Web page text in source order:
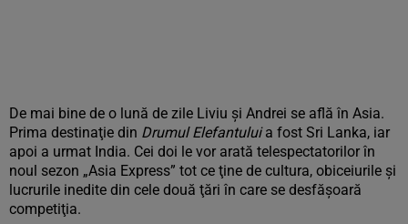
De mai bine de o lună de zile Liviu şi Andrei se află în Asia.
Prima destinaţie din Drumul Elefantuluia fost Sri Lanka, iar
apoi a urmat India. Cei doi le vor arată telespectatorilor în
noul sezon „Asia Express” tot ce ţine de cultura, obiceiurile şi
lucrurile inedite din cele două ţări în care se desfăşoară
competiţia.